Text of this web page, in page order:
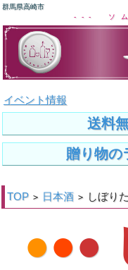
群馬県高崎市
--- ソム
イベント情報
送料
贈り物の
TOP > 日本酒 > しぼり
●●●